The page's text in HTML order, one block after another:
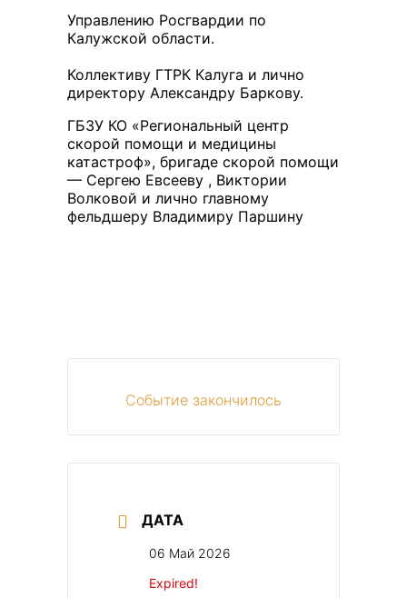
Управлению Росгвардии по
Калужской области.
Коллективу ГТРК Калуга и лично
директору Александру Баркову.
ГБЗУ КО «Региональный центр
скорой помощи и медицины
катастроф», бригаде скорой помощи
— Сергею Евсееву , Виктории
Волковой и лично главному
фельдшеру Владимиру Паршину
Событие закончилось
ДАТА
06 Май 2026
Expired!